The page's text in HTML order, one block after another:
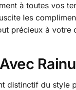
à toutes vos
les
précieux à votre
distinctif du style